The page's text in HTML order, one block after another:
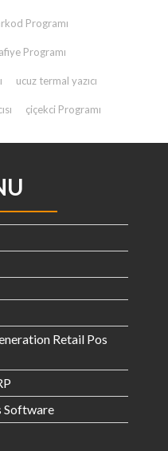
Programı
Programı
ucuz termal yazıcı
çiçekci Programı
Retail Pos
Software